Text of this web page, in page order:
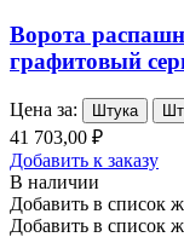
Ворота
графитовый
Цена за: Штука
41 703,00 ₽
Добавить к заказу
В наличии
Добавить в список
Добавить в список